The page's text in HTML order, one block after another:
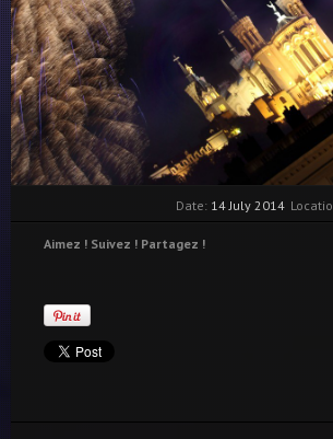
Date: 14 July 2014
Aimez ! Suivez ! Partagez !